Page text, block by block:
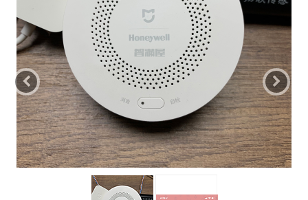
Previous